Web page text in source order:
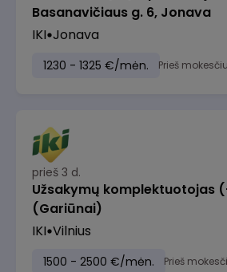
Basanavičiaus g. 6, Jonava
IKI Jonava
1230 - 1325 €/mėn. Prieš
prieš 3 d.
Užsakymų komplektuotojas
(Gariūnai)
IKI Vilnius
1500 - 2500 €/mėn. Prieš